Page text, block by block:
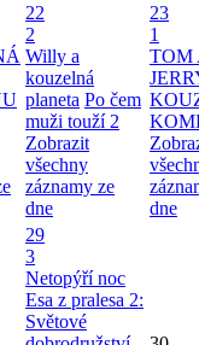
22
2
Willy a
kouzelná
planeta Po čem
muži touží 2
Zobrazit
všechny
záznamy ze
dne
23
1
TOM
dne
29
3
Netopýří noc
Esa z pralesa 2:
Světové